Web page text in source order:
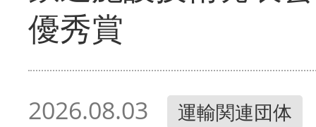
優秀賞
2026.08.03 運輸関連団体